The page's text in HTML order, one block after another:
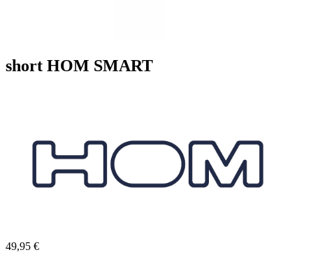
short HOM SMART
49,95 €